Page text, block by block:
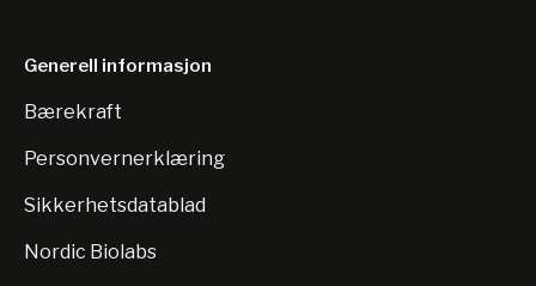
Generell informasjon
Bærekraft
Personvernerklæring
Sikkerhetsdatablad
Nordic Biolabs